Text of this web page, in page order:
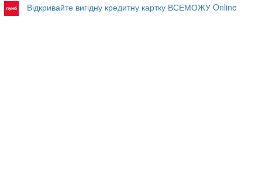
Відкривайте вигідну кредитну картку ВСЕМОЖУ Online